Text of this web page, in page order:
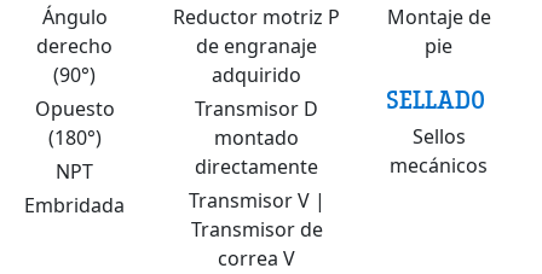
Ángulo
derecho
(90°)
Opuesto
(180°)
NPT
Embridada
Reductor motriz P
de engranaje
adquirido
Transmisor D
montado
directamente
Transmisor V |
Transmisor de
correa V
Montaje de
pie
SELLADO
Sellos
mecánicos